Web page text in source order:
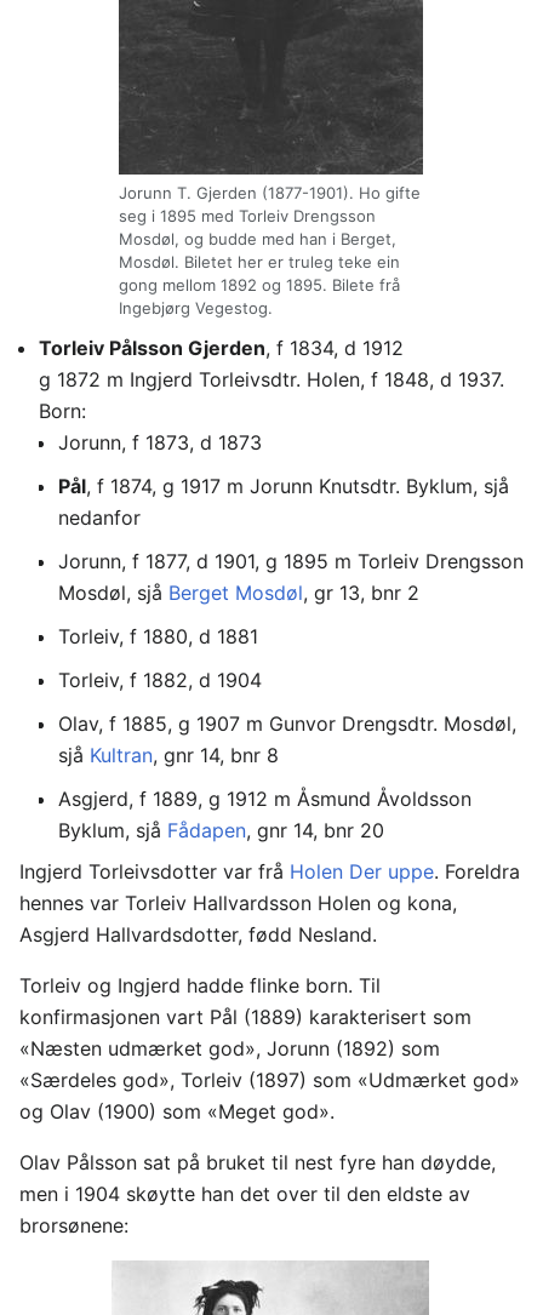
Jorunn T. Gjerden (1877-1901). Ho gifte
seg i 1895 med Torleiv Drengsson
Mosdøl, og budde med han i Berget,
Mosdøl. Biletet her er truleg teke ein
gong mellom 1892 og 1895. Bilete frå
Ingebjørg Vegestog.
Torleiv Pålsson Gjerden, f 1834, d 1912
g 1872 m Ingjerd Torleivsdtr. Holen, f 1848, d 1937.
Born:
Jorunn, f 1873, d 1873
Pål, f 1874, g 1917 m Jorunn Knutsdtr. Byklum, sjå
nedanfor
Jorunn, f 1877, d 1901, g 1895 m Torleiv Drengsson
Mosdøl, sjå Berget Mosdøl, gr 13, bnr 2
Torleiv, f 1880, d 1881
Torleiv, f 1882, d 1904
Olav, f 1885, g 1907 m Gunvor Drengsdtr. Mosdøl,
sjå Kultran, gnr 14, bnr 8
Asgjerd, f 1889, g 1912 m Åsmund Åvoldsson
Byklum, sjå Fådapen, gnr 14, bnr 20
Ingjerd Torleivsdotter var frå Holen Der uppe. Foreldra
hennes var Torleiv Hallvardsson Holen og kona,
Asgjerd Hallvardsdotter, fødd Nesland.
Torleiv og Ingjerd hadde flinke born. Til
konfirmasjonen vart Pål (1889) karakterisert som
«Næsten udmærket god», Jorunn (1892) som
«Særdeles god», Torleiv (1897) som «Udmærket god»
og Olav (1900) som «Meget god».
Olav Pålsson sat på bruket til nest fyre han døydde,
men i 1904 skøytte han det over til den eldste av
brorsønene: